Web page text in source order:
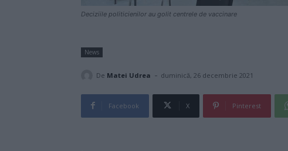
Deciziile politicienilor au golit centrele de vaccinare
News
De Matei Udrea - duminică, 26 decembrie 2021
Facebook X Pinterest